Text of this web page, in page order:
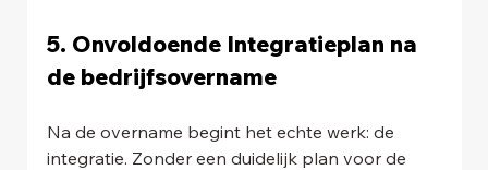
5. Onvoldoende Integratieplan na
de bedrijfsovername
Na de overname begint het echte werk: de
integratie. Zonder een duidelijk plan voor de